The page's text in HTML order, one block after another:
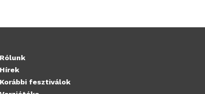
Rólunk
Hírek
Korábbi fesztiválok